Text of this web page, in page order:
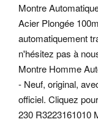
Montre
Acier Plongée
automatiquement
n'hésitez pas à
Montre Homme
- Neuf, original,
officiel. Cliquez
230 R3223161010